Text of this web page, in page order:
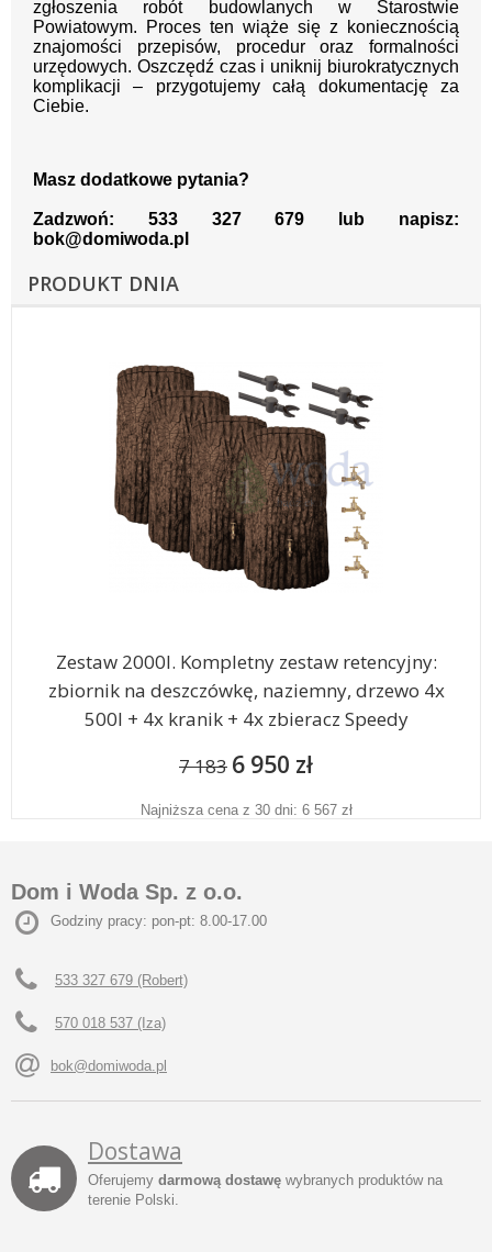
zgłoszenia robót budowlanych w Starostwie
Powiatowym. Proces ten wiąże się z koniecznością
znajomości przepisów, procedur oraz formalności
urzędowych. Oszczędź czas i uniknij biurokratycznych
komplikacji – przygotujemy całą dokumentację za
Ciebie.
Masz dodatkowe pytania?
Zadzwoń: 533 327 679 lub napisz:
bok@domiwoda.pl
PRODUKT DNIA
Zestaw 2000l. Kompletny zestaw retencyjny:
zbiornik na deszczówkę, naziemny, drzewo 4x
500l + 4x kranik + 4x zbieracz Speedy
7 183 6 950 zł
Najniższa cena z 30 dni: 6 567 zł
Dom i Woda Sp. z o.o.
Godziny pracy: pon-pt: 8.00-17.00
533 327 679 (Robert)
570 018 537 (Iza)
bok@domiwoda.pl
Dostawa
Oferujemy darmową dostawę wybranych produktów na
terenie Polski.